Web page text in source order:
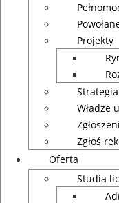
Projekty
Władze
Zgłoś
Oferta
Studia